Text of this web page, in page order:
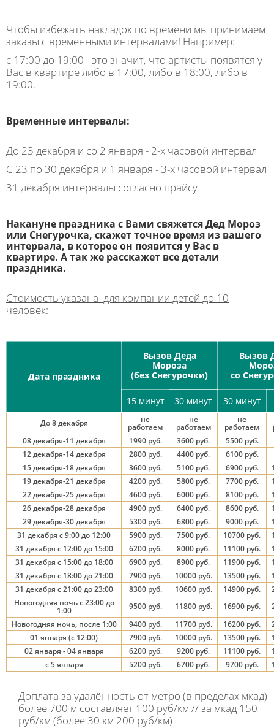
Чтобы избежать накладок по времени мы принимаем
заказы с временными интервалами! Например:
с 17:00 до 19:00 - это значит, что артисты появятся у
Вас в квартире либо в 17:00, либо в 18:00, либо в
19:00.
Временные интервалы:
До 23 декабря и со 2 января - 2-х часовой интервал
С 23 по 30 декабря и 1 января - 3-х часовой интервал
31 декабря интервалы согласно прайсу
Накануне праздника с Вами свяжется Дед Мороз
или Снегурочка, скажет точное время из вашего
интервала, в которое он появится у Вас в
квартире. А так же расскажет все детали
праздника.
Стоимость указана для компании детей до 10
человек:
Дата праздника
Вызов Деда
Мороза
(без Снегурочки)
Вызов
со
15 минут 30 минут 30 минут
До 8 декабря не
работаем
не
работаем
не
работаем
08 декабря-11 декабря
1990 руб. 3600 руб. 5500 руб.
12 декабря-14 декабря
2800 руб. 4400 руб. 6100 руб.
15 декабря-18 декабря
3600 руб. 5100 руб. 6900 руб.
19 декабря-21 декабря
4200 руб. 5800 руб. 7700 руб.
22 декабря-25 декабря
4600 руб. 6000 руб. 8100 руб.
26 декабря-28 декабря
4900 руб. 6400 руб. 8600 руб.
29 декабря-30 декабря
5300 руб. 6800 руб. 9000 руб.
31 декабря с 9:00 до 12:00
5900 руб. 7500 руб. 10700 руб.
31 декабря с 12:00 до 15:00
6200 руб. 8000 руб. 11100 руб.
31 декабря с 15:00 до 18:00
6900 руб. 8900 руб. 11900 руб.
31 декабря с 18:00 до 21:00
7900 руб. 10000 руб. 13500 руб.
31 декабря с 21:00 до 23:00
8300 руб. 10600 руб. 14900 руб.
Новогодняя ночь с 23:00 до
1:00 9500 руб. 11800 руб. 16900 руб.
Новогодняя ночь, после 1:00
9400 руб. 11700 руб. 16200 руб.
01 января (с 12:00)
7900 руб. 10000 руб. 13500 руб.
02 января - 04 января
6200 руб. 9200 руб. 11100 руб.
с 5 января
5200 руб. 6700 руб. 9700 руб.
Доплата за удалённость от метро (в пределах мкад)
более 700 м составляет 100 руб/км // за мкад 150
руб/км (более 30 км 200 руб/км)